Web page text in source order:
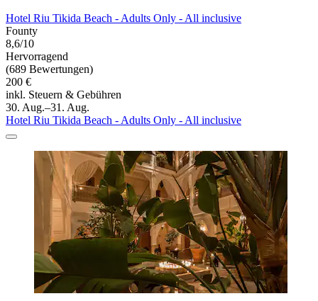
Hotel Riu Tikida Beach - Adults Only - All inclusive
Founty
8,6/10
Hervorragend
(689 Bewertungen)
200 €
inkl. Steuern & Gebühren
30. Aug.–31. Aug.
Hotel Riu Tikida Beach - Adults Only - All inclusive